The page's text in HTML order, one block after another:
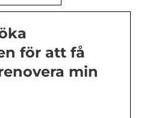
för att få
min